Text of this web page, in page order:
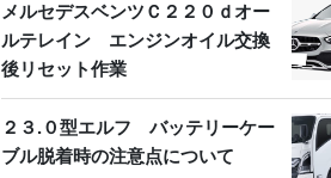
メルセデスベンツＣ２２０ｄオー
ルテレイン エンジンオイル交換
後リセット作業
２３.０型エルフ バッテリーケー
ブル脱着時の注意点について